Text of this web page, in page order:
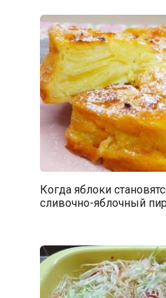
Когда яблоки
сливочно-яблочный